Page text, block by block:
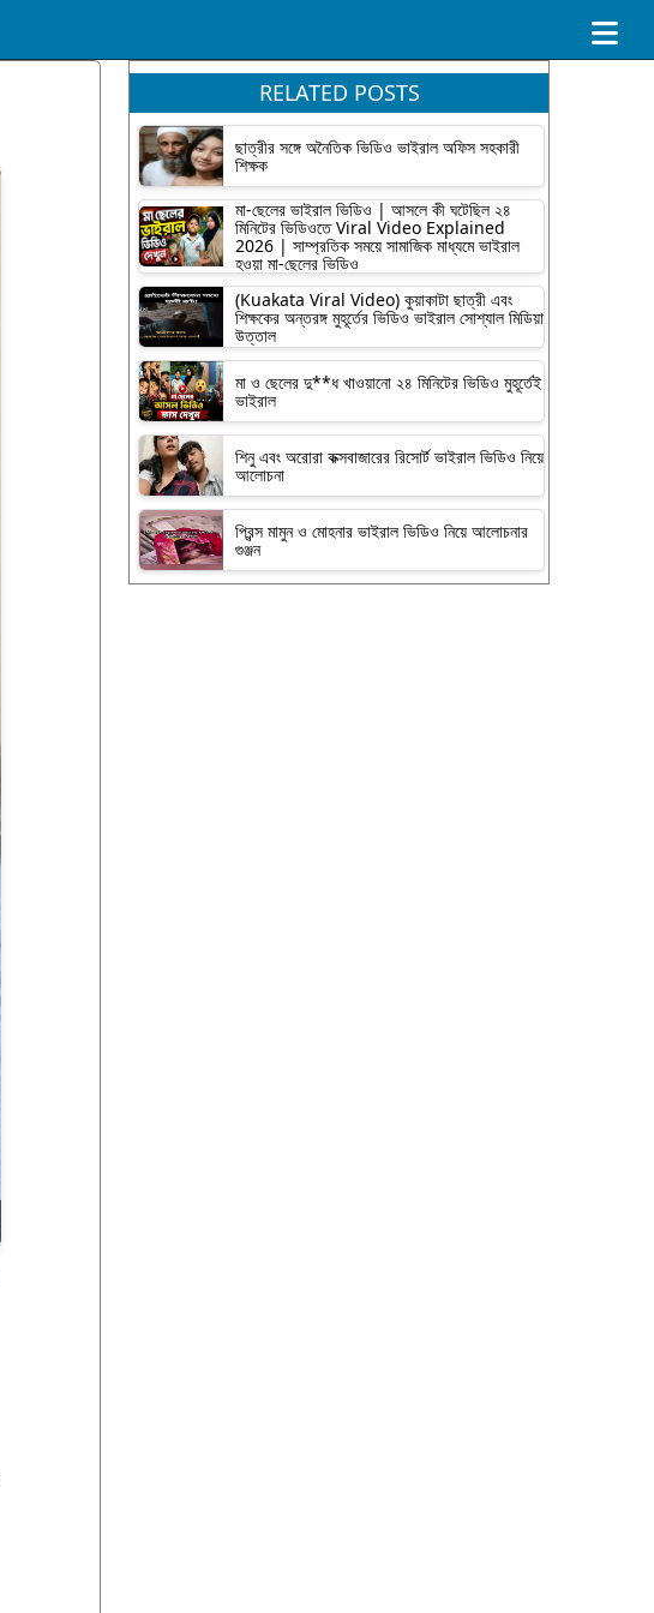
RELATED POSTS
ছাত্রীর সঙ্গে অনৈতিক ভিডিও ভাইরাল অফিস সহকারী
শিক্ষক
মা-ছেলের ভাইরাল ভিডিও | আসলে কী ঘটেছিল ২৪
মিনিটের ভিডিওতে Viral Video Explained
2026 | সাম্প্রতিক সময়ে সামাজিক মাধ্যমে ভাইরাল
হওয়া মা-ছেলের ভিডিও
(Kuakata Viral Video) কুয়াকাটা ছাত্রী এবং
শিক্ষকের অন্তরঙ্গ মুহূর্তের ভিডিও ভাইরাল সোশ্যাল মিডিয়া
উত্তাল
মা ও ছেলের দু**ধ খাওয়ানো ২৪ মিনিটের ভিডিও মুহূর্তেই
ভাইরাল
শিনু এবং অরোরা কক্সবাজারের রিসোর্ট ভাইরাল ভিডিও নিয়ে
আলোচনা
প্রিন্স মামুন ও মোহনার ভাইরাল ভিডিও নিয়ে আলোচনার
গুঞ্জন